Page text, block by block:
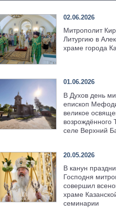
02.06.2026
Митрополит
Литургию в
храме города
01.06.2026
В Духов день
епископ
великое
возрождённого
селе Верхний
20.05.2026
В канун
Господня
совершил
храме
семинарии